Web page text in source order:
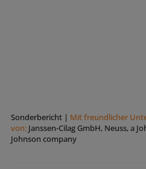
Sonderbericht | Mit freundlicher
von: Janssen-Cilag GmbH, Neuss, a
Johnson company